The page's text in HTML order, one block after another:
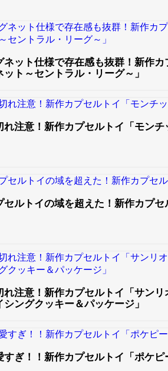
ネット仕様で存在感も抜群！新作
ット～セントラル・リーグ～」
れ注意！新作カプセルトイ「モンチ
セルトイの域を超えた！新作カプセ
れ注意！新作カプセルトイ「サン
シングクッキー＆パッケージ」
すぎ！！新作カプセルトイ「ポケピ